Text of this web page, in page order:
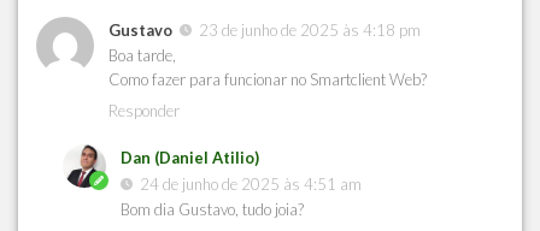
Gustavo
23 de junho de 2025 às 4:18 pm
Boa tarde,
Como fazer para funcionar no Smartclient Web?
Responder
Dan (Daniel Atilio)
24 de junho de 2025 às 4:51 am
Bom dia Gustavo, tudo joia?